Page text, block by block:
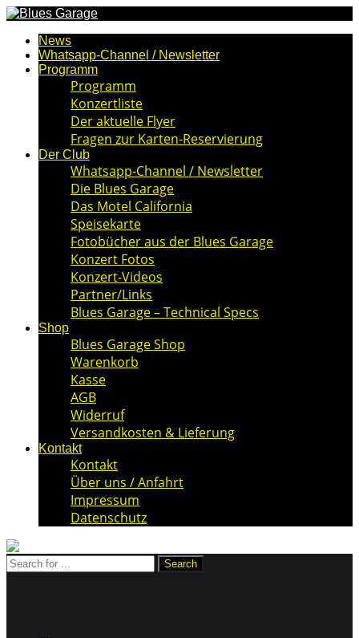
News
Whatsapp-Channel / Newsletter
Programm
Programm
Konzertliste
Der aktuelle Flyer
Fragen zur Karten-Reservierung
Der Club
Whatsapp-Channel / Newsletter
Die Blues Garage
Das Motel California
Speisekarte
Fotobücher aus der Blues Garage
Konzert Fotos
Konzert-Videos
Partner/Links
Blues Garage – Technical Specs
Shop
Blues Garage Shop
Warenkorb
Kasse
AGB
Widerruf
Versandkosten & Lieferung
Kontakt
Kontakt
Über uns / Anfahrt
Impressum
Datenschutz